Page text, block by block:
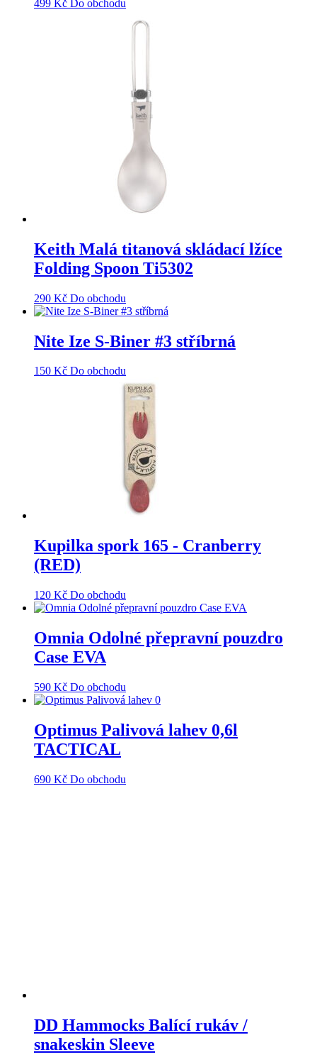
499 Kč Do obchodu
Keith Malá titanová skládací lžíce
Folding Spoon Ti5302
290 Kč Do obchodu
Nite Ize S-Biner #3 stříbrná
150 Kč Do obchodu
Kupilka spork 165 - Cranberry
(RED)
120 Kč Do obchodu
Omnia Odolné přepravní pouzdro
Case EVA
590 Kč Do obchodu
Optimus Palivová lahev 0,6l
TACTICAL
690 Kč Do obchodu
DD Hammocks Balící rukáv /
snakeskin Sleeve